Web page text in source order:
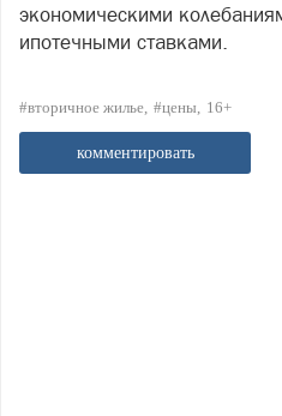
экономическими
ипотечными ставками.
#вторичное жилье #цены 16+
комментировать